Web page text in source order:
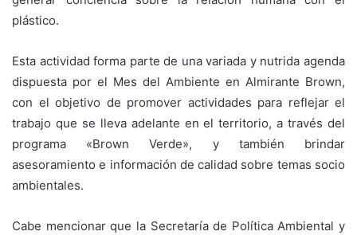
plástico.
Esta actividad forma parte de una variada y nutrida agenda
dispuesta por el Mes del Ambiente en Almirante Brown,
con el objetivo de promover actividades para reflejar el
trabajo que se lleva adelante en el territorio, a través del
programa «Brown Verde», y también brindar
asesoramiento e información de calidad sobre temas socio
ambientales.
Cabe mencionar que la Secretaría de Política Ambiental y